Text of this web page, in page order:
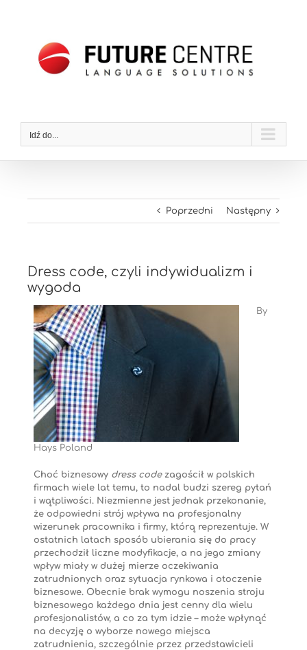
Idź do...
Poprzedni Następny
Dress code, czyli indywidualizm i
wygoda
By
Hays Poland
Choć biznesowy dress codezagościł w polskich
firmach wiele lat temu, to nadal budzi szereg pytań
i wątpliwości. Niezmienne jest jednak przekonanie,
że odpowiedni strój wpływa na profesjonalny
wizerunek pracownika i firmy, którą reprezentuje. W
ostatnich latach sposób ubierania się do pracy
przechodził liczne modyfikacje, a na jego zmiany
wpływ miały w dużej mierze oczekiwania
zatrudnionych oraz sytuacja rynkowa i otoczenie
biznesowe. Obecnie brak wymogu noszenia stroju
biznesowego każdego dnia jest cenny dla wielu
profesjonalistów, a co za tym idzie – może wpłynąć
na decyzję o wyborze nowego miejsca
zatrudnienia, szczególnie przez przedstawicieli